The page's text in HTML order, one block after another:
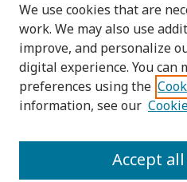
Select context to search:
Advanced Search
PRINT
We use cookies that are
work. We may also use
improve, and personalize
digital experience. You can
preferences using the
information, see our
Accept